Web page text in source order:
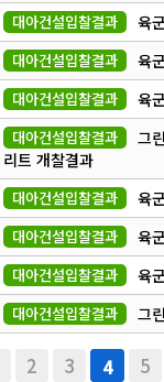
대아건설입찰결과 육
대아건설입찰결과 육
대아건설입찰결과 육
대아건설입찰결과
그
리트 개찰결과
대아건설입찰결과 육
대아건설입찰결과 육
대아건설입찰결과 육
대아건설입찰결과 그
2 3 4 5